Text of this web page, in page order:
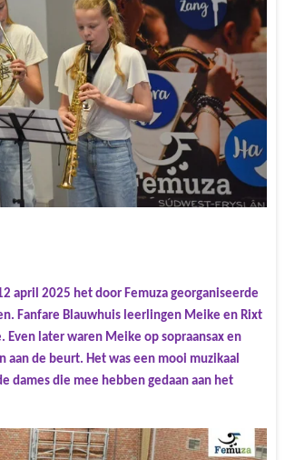
april 2025 het door Femuza georganiseerde
Fanfare Blauwhuis leerlingen Meike en Rixt
Even later waren Meike op sopraansax en
aan de beurt. Het was een mooi muzikaal
dames die mee hebben gedaan aan het